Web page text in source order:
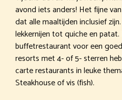
avond iets anders! Het fijne
dat alle maaltijden inclusief
lekkernijen tot quiche en
buffetrestaurant voor een
resorts met 4- of 5- sterren
carte restaurants in leuke
Steakhouse of vis (fish).